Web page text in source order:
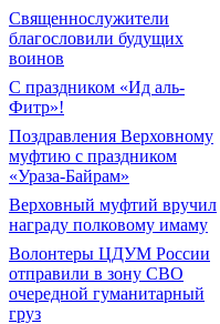
Священнослужители
благословили будущих
воинов
С праздником «Ид аль-
Фитр»!
Поздравления Верховному
муфтию с праздником
«Ураза-Байрам»
Верховный муфтий вручил
награду полковому имаму
Волонтеры ЦДУМ России
отправили в зону СВО
очередной гуманитарный
груз